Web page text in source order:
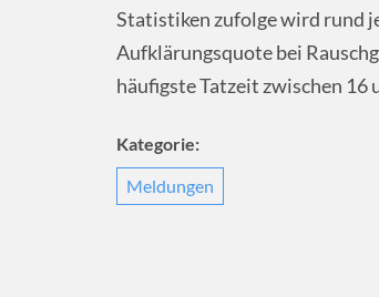
Statistiken zufolge wird rund
Aufklärungsquote bei
häufigste Tatzeit zwischen 16
Kategorie:
Meldungen